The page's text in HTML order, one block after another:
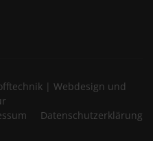
| Webdesign und
Datenschutzerklärung